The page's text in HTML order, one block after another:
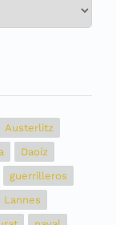
Austerlitz
Daoíz
guerrilleros
Lannes